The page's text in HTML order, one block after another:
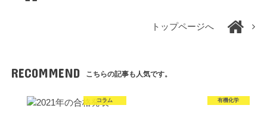
トップページへ
RECOMMEND こちらの記事も人気です。
コラム 有機化学